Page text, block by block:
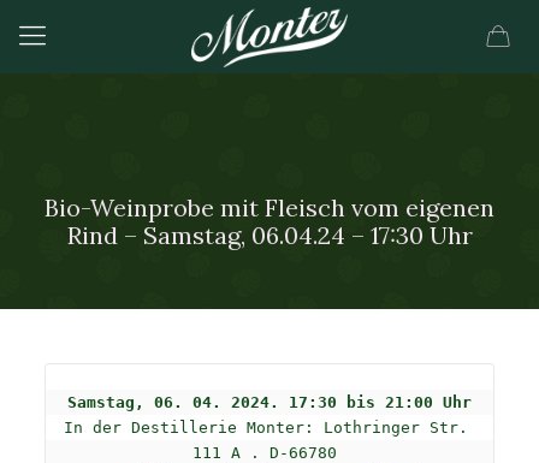
Bio-Weinprobe mit Fleisch vom eigenen
Rind – Samstag, 06.04.24 – 17:30 Uhr
Samstag, 06. 04. 2024. 17:30 bis 21:00 Uhr
In der Destillerie Monter: Lothringer Str.
111 A . D-66780